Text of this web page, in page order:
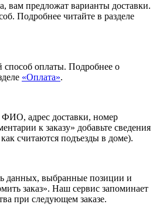
вам предложат варианты доставки.
Подробнее читайте в разделе
оплаты. Подробнее о
«Оплата».
ФИО, адрес доставки, номер
к заказу» добавьте сведения
считаются подъезды в доме).
данных, выбранные позиции и
заказ». Наш сервис запоминает
при следующем заказе.